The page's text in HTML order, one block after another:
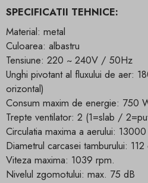
SPECIFICATII TEHNICE:
Material: metal
Culoarea: albastru
Tensiune: 220 ~ 240V / 50Hz
Unghi pivotant al fluxului de aer:
orizontal)
Consum maxim de energie: 750
Trepte ventilator: 2 (1=slab /
Circulatia maxima a aerului:
Diametrul carcasei tamburului: 112
Viteza maxima: 1039 rpm.
Nivelul zgomotului: max. 75 dB